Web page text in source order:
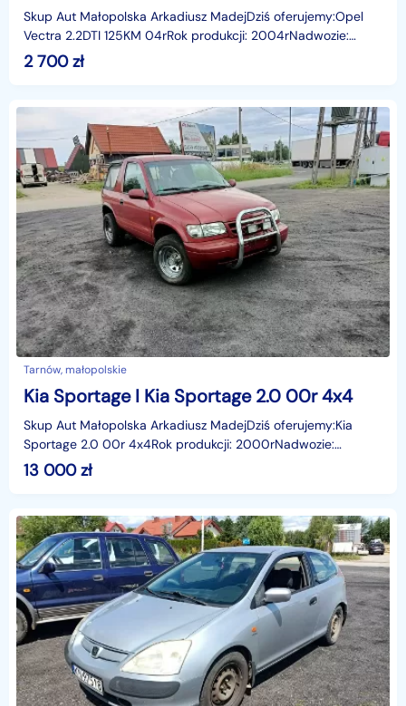
Skup Aut Małopolska Arkadiusz MadejDziś oferujemy:Opel
Vectra 2.2DTI 125KM 04rRok produkcji: 2004rNadwozie:
HBLiczba miejsc: 5Skrzynia: ManualPrzebieg: 385097 k
2 700zł
Tarnów, małopolskie
Kia Sportage I Kia Sportage 2.0 00r 4x4
Skup Aut Małopolska Arkadiusz MadejDziś oferujemy:Kia
Sportage 2.0 00r 4x4Rok produkcji: 2000rNadwozie:
Terenowy Liczba miejsc: 4Skrzynia: ManualPrzebieg: 13006
13 000zł